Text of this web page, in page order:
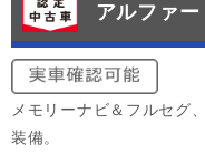
アルファ
メモリーナビ＆フルセグ
装備。